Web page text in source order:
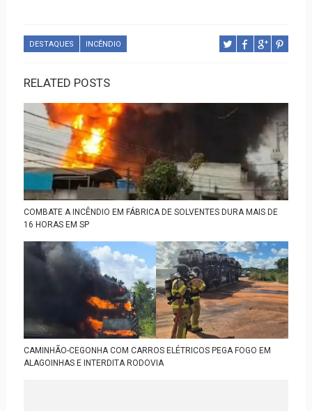
DESTAQUES INCÊNDIO
RELATED POSTS
COMBATE A INCÊNDIO EM FÁBRICA DE SOLVENTES DURA MAIS DE
16 HORAS EM SP
CAMINHÃO-CEGONHA COM CARROS ELÉTRICOS PEGA FOGO EM
ALAGOINHAS E INTERDITA RODOVIA